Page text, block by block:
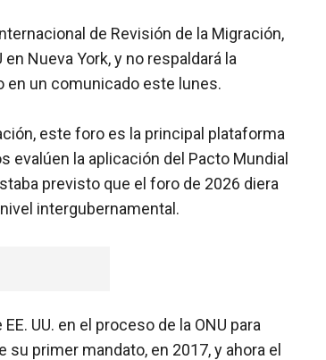
de Revisión de la Migración,
Nueva York, y no respaldará la
en un comunicado este lunes.
este foro es la principal plataforma
evalúen la aplicación del Pacto Mundial
previsto que el foro de 2026 diera
intergubernamental.
UU. en el proceso de la ONU para
primer mandato, en 2017, y ahora el